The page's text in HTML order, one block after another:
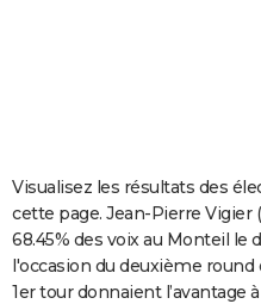
Carte de Noël
Carte Bonne année
Carte Saint-Valentin
Carte Pâques
Carte d'anniversaire
DICTIONNAIRE
Dictionnaire
Biographies
Citations
Expressions
Proverbes
PROGRAMME TV
Visualisez les résultats des
cette page. Jean-Pierre Vigier
68.45% des voix au Monteil le
l'occasion du deuxième round
1er tour donnaient l’avantage